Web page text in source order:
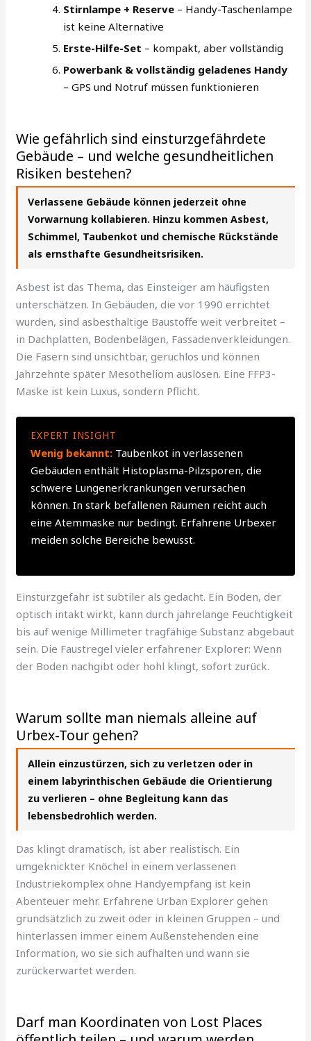
Stirnlampe + Reserve– Handy-Taschenlampe
ist keine Alternative
Erste-Hilfe-Set – kompakt, aber vollständig
Powerbank & vollständig geladenes Handy
– GPS und Notruf müssen funktionieren
Wie gefährlich sind einsturzgefährdete
Gebäude – und welche gesundheitlichen
Risiken bestehen?
Verlassene Gebäude können jederzeit ohne
Vorwarnung kollabieren. Hinzu kommen Asbest,
Schimmel, Taubenkot und chemische Rückstände
als ernsthafte Gesundheitsrisiken.
Asbest ist das Thema, das Einsteiger am häufigsten
unterschätzen. In Gebäuden, die vor 1990 errichtet
wurden, sind asbesthaltige Baustoffe weit verbreitet –
in Dachplatten, Bodenbelägen, Fassadenverkleidungen.
Die Fasern sind unsichtbar, geruchlos und können
Jahrzehnte später Mesotheliom auslösen. Eine FFP3-
Maske ist kein Luxus, sondern Pflicht.
EXPERT INSIGHT
Wenig bekannt: Taubenkot in verlassenen
Gebäuden enthält Histoplasma-Pilzsporen, die
schwere Lungenerkrankungen verursachen
können. In stark befallenen Räumen reicht auch
eine Atemmaske nur bedingt. Erfahrene Urbexer
meiden solche Bereiche bewusst.
Einsturzgefahr ist subtiler als gedacht. Ein Boden, der
optisch intakt wirkt, kann durch jahrelange Feuchtigkeit
bis auf wenige Millimeter tragfähige Substanz abgebaut
sein. Die Faustregel vieler erfahrener Explorer: Wenn
der Boden nachgibt oder hohl klingt, sofort zurück.
Warum sollte man niemals alleine auf
Urbex-Tour gehen?
Allein einzustürzen, sich zu verletzen oder in
einem labyrinthischen Gebäude die Orientierung
zu verlieren – ohne Begleitung kann das
lebensbedrohlich werden.
Das klingt dramatisch, ist aber realistisch. Ein
umgeknickter Knöchel in einem verlassenen
Industriekomplex ohne Handyempfang ist kein
Abenteuer mehr. Erfahrene Urban Explorer gehen
grundsätzlich zu zweit oder in kleinen Gruppen – und
hinterlassen immer einem Außenstehenden eine
Information, wo sie sich aufhalten und wann sie
zurückerwartet werden.
Darf man Koordinaten von Lost Places